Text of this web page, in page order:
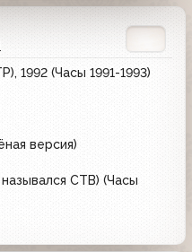
1992 (Часы 1991-1993)
версия)
СТВ) (Часы